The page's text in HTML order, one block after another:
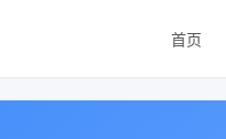
首页